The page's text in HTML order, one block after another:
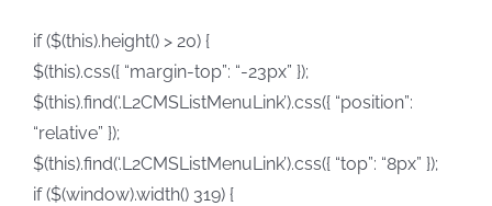
if ($(this).height() > 20) {
$(this).css({ “margin-top”: “-23px” });
$(this).find(‘.L2CMSListMenuLink’).css({ “position”:
“relative” });
$(this).find(‘.L2CMSListMenuLink’).css({ “top”: “8px” });
if ($(window).width() 319) {